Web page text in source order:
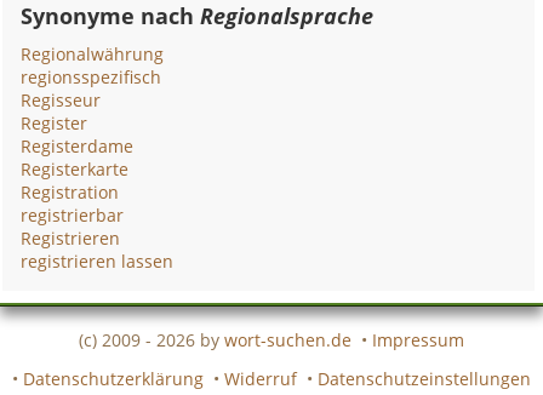
Synonyme nachRegionalsprache
Regionalwährung
regionsspezifisch
Regisseur
Register
Registerdame
Registerkarte
Registration
registrierbar
Registrieren
registrieren lassen
(c) 2009 - 2026 by wort-suchen.de • Impressum
• Datenschutzerklärung • Widerruf • Datenschutzeinstellungen